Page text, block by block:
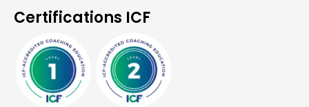
Certifications ICF